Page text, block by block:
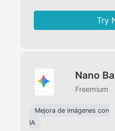
Try
Nano
Freemium
Mejora de imágenes con
IA